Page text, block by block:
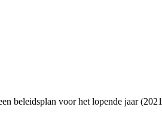
beleidsplan voor het lopende jaar